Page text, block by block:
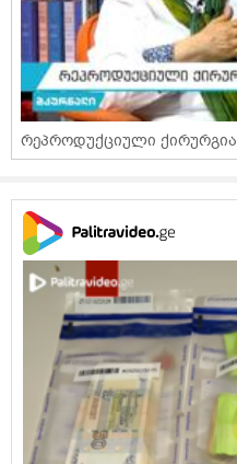
რეპროდუქციული ქირურგია